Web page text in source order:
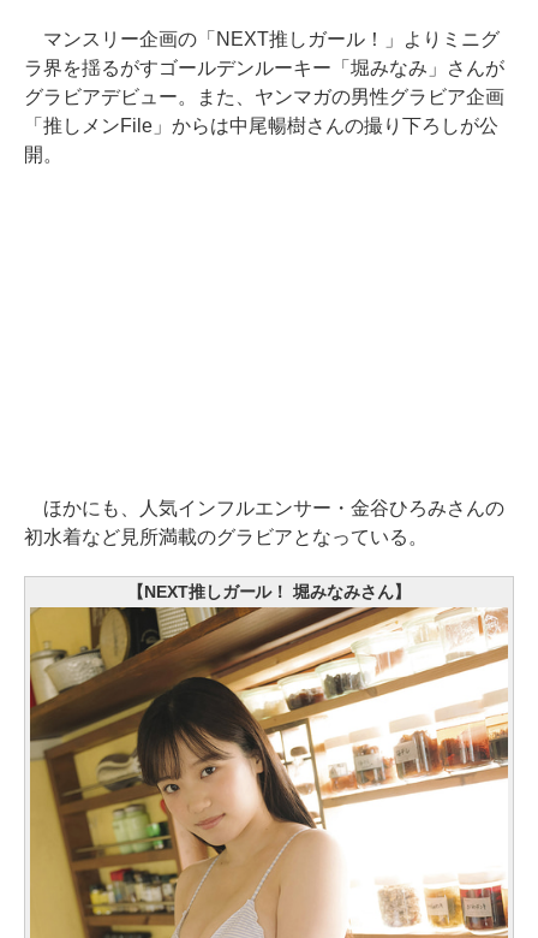
マンスリー企画の「NEXT推しガール！」よりミニグ
ラ界を揺るがすゴールデンルーキー「堀みなみ」さんが
グラビアデビュー。また、ヤンマガの男性グラビア企画
「推しメンFile」からは中尾暢樹さんの撮り下ろしが公
開。
ほかにも、人気インフルエンサー・金谷ひろみさんの
初水着など見所満載のグラビアとなっている。
【NEXT推しガール！ 堀みなみさん】